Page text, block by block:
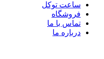
ساعت توکل
فروشگاه
تماس با ما
درباره ما